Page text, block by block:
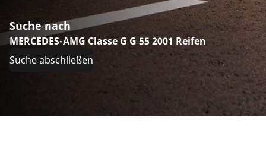
Suche nach
MERCEDES-AMG Classe G G 55 2001 Reifen
Suche abschließen